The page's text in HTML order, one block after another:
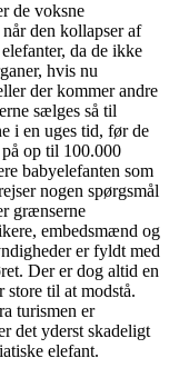
de voksne
den kollapser af
da de ikke
hvis nu
der kommer andre
sælges så til
i en uges tid, før de
op til 100.000
babyelefanten som
nogen spørgsmål
grænserne
embedsmænd og
er fyldt med
Der er dog altid en
til at modstå.
turismen er
det yderst skadeligt
elefant.